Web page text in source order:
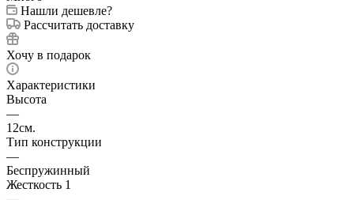
Нашли дешевле?
Рассчитать доставку
Хочу в подарок
Характеристики
Высота
—
12см.
Тип конструкции
—
Беспружинный
Жесткость 1